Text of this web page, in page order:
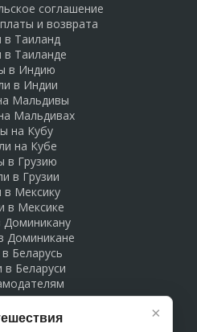
соглашение
и возврата
в Таиланд
в Таиланде
в Индию
в Индии
Мальдивы
Мальдивах
на Кубу
на Кубе
в Грузию
в Грузии
в Мексику
в Мексике
Доминикану
Доминикане
Беларусь
в Беларуси
×